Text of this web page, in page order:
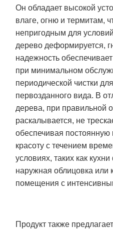
Он обладает высокой
влаге, огню и термитам,
непригодным для
дерево деформируется,
надежность
при минимальном
периодической чистки
первозданного вида. В
дерева, при правильной
раскалывается, не
обеспечивая постоянную
красоту с течением
условиях, таких как
наружная облицовка или
помещения с
Продукт также